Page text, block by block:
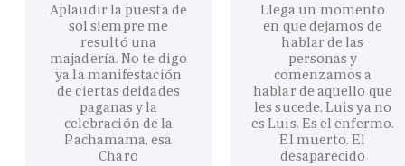
Aplaudir la puesta de
sol siempre me
resultó una
majadería. No te digo
ya la manifestación
de ciertas deidades
paganas y la
celebración de la
Pachamama, esa
Charo
Llega un momento
en que dejamos de
hablar de las
personas y
comenzamos a
hablar de aquello que
les sucede. Luis ya no
es Luis. Es el enfermo.
El muerto. El
desaparecido